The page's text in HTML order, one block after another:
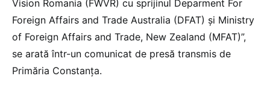
Vision Romania (FWVR) cu sprijinul Deparment For
Foreign Affairs and Trade Australia (DFAT) şi Ministry
of Foreign Affairs and Trade, New Zealand (MFAT)”,
se arată într-un comunicat de presă transmis de
Primăria Constanţa.